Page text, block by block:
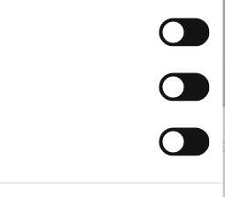
RACING "41"
FELPA